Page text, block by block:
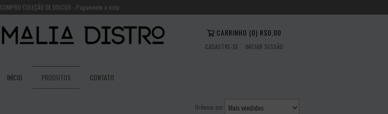
COMPRO COLEÇÃO DE DISCOS - Pagamento a vista.
CARRINHO (0) R$0,00
CADASTRE-SE INICIAR SESSÃO
INÍCIO PRODUTOS CONTATO
Ordenar por